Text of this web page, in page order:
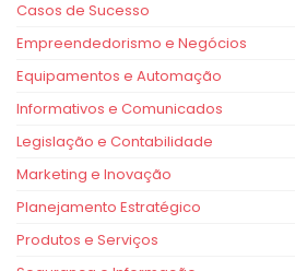
Casos de Sucesso
Empreendedorismo e Negócios
Equipamentos e Automação
Informativos e Comunicados
Legislação e Contabilidade
Marketing e Inovação
Planejamento Estratégico
Produtos e Serviços